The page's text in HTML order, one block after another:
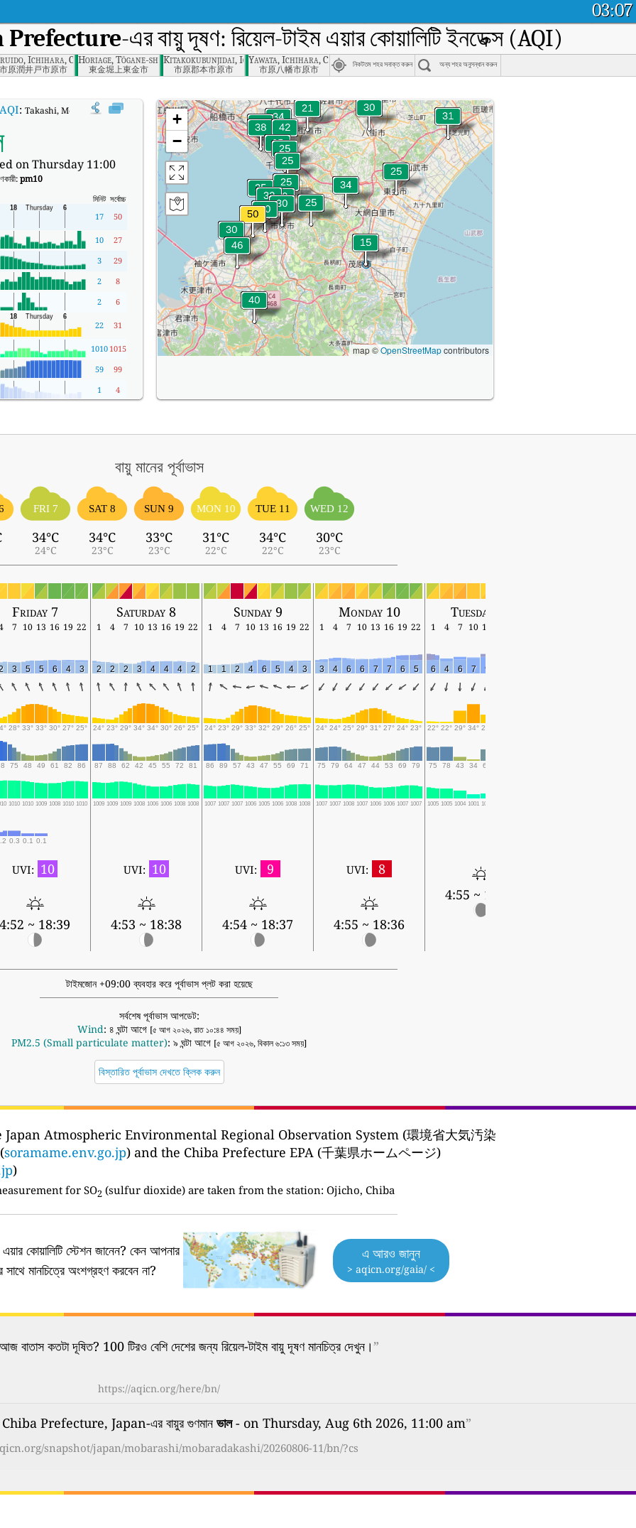
03:07
Prefecture-এর বায়ু দূষণ: রিয়েল-টাইম এয়ার কোয়ালিটি ইনডেক্স (AQI)
Ichihara, Chiba
原潤井戸市原市
Horiage, Tōgane-shi, Chiba-ken
東金堀上東金市
Kitakokubunjidai, Ichihara, Chiba
市原郡本市原市
Yawata, Ichihara, Chiba
市原八幡市原市 নিকটতম শহর সনাক্ত করুন অন্য শহর অনুসন্ধান করুন
: Takashi, Mobara, Chiba Prefecture-এর রিয়েল-টাইম এয়ার কোয়ালিটি ইনডেক্স (AQI)।
on Thursday 11:00
pm10
মিনিট সর্বোচ্চ
17
50
10
27
3
29
2
8
2
6
22 31
1010 1015
59
99
1
4
+
−
map ©OpenStreetMapcontributors
বায়ু মানের পূর্বাভাস
FRI 7
34°C
24°C
SAT 8
34°C
23°C
SUN 9
33°C
23°C
MON 10
31°C
22°C
TUE 11
34°C
22°C
WED 12
30°C
23°C
Friday 7 Saturday 8 Sunday 9 Monday 10 Tuesday 11
7 10 13 16 19 22 1 4 7 10 13 16 19 22 1 4 7 10 13 16 19 22 1 4 7 10 13 16 19 22 1 4 7 10 13
3 5 5 6 4 3 2 2 2 3 4 4 4 2 1 1 2 4 6 5 4 3 3 4 6 6 7 7 6 5 6 4 6 7 9
28° 33° 33° 30° 27° 25° 24° 23° 29° 34° 34° 30° 26° 25° 24° 23° 29° 33° 32° 29° 26° 25° 24° 24° 25° 29° 31° 27° 24° 23° 22° 22° 29° 34° 27°
75 48 49 61 82 86 87 88 62 42 45 55 72 81 86 89 57 43 47 55 69 71 75 79 64 47 44 53 69 79 75 78 43 34 69
1010 1010 1009 1008 1010 1010 1009 1009 1009 1008 1006 1006 1008 1008 1007 1007 1007 1006 1005 1006 1008 1008 1007 1007 1008 1007 1006 1006 1007 1007 1005 1005 1004 1001 1002
0.3 0.1 0.1
UVI: 10
4:52 ~ 18:39
UVI: 10
4:53 ~ 18:38
UVI: 9
4:54 ~ 18:37
UVI: 8
4:55 ~ 18:36
4:55 ~ 18:35
টাইমজোন +09:00 ব্যবহার করে পূর্বাভাস প্লট করা হয়েছে
সর্বশেষ পূর্বাভাস আপডেট:
Wind: ৪ ঘন্টা আগে [৫ আগ ২০২৬, রাত ১০:৪৪ সময়]
PM2.5 (Small particulate matter): ৯ ঘন্টা আগে [৫ আগ ২০২৬, বিকাল ৬:১৩ সময়]
বিস্তারিত পূর্বাভাস দেখতে ক্লিক করুন
Atmospheric Environmental Regional Observation System (環境省大気汚染
soramame.env.go.jp) and the Chiba Prefecture EPA (千葉県ホームページ)
)
for SO2 (sulfur dioxide) are taken from the station: Ojicho, Chiba
কোয়ালিটি স্টেশন জানেন? কেন আপনার
সাথে মানচিত্রে অংশগ্রহণ করবেন না?
এ আরও জানুন
> aqicn.org/gaia/ <
বাতাস কতটা দূষিত? 100 টিরও বেশি দেশের জন্য রিয়েল-টাইম বায়ু দূষণ মানচিত্র দেখুন।”
https://aqicn.org/here/bn/
Prefecture, Japan-এর বায়ুর গুণমান ভাল- on Thursday, Aug 6th 2026, 11:00 am”
snapshot/japan/mobarashi/mobaradakashi/20260806-11/bn/?cs